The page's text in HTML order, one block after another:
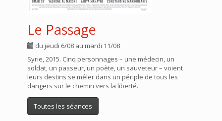
Le Passage
du jeudi 6/08 au mardi 11/08
Syrie, 2015. Cinq personnages – une médecin, un
soldat, un passeur, un poète, un sauveteur – voient
leurs destins se mêler dans un périple de tous les
dangers sur le chemin vers la liberté.
Toutes les séances